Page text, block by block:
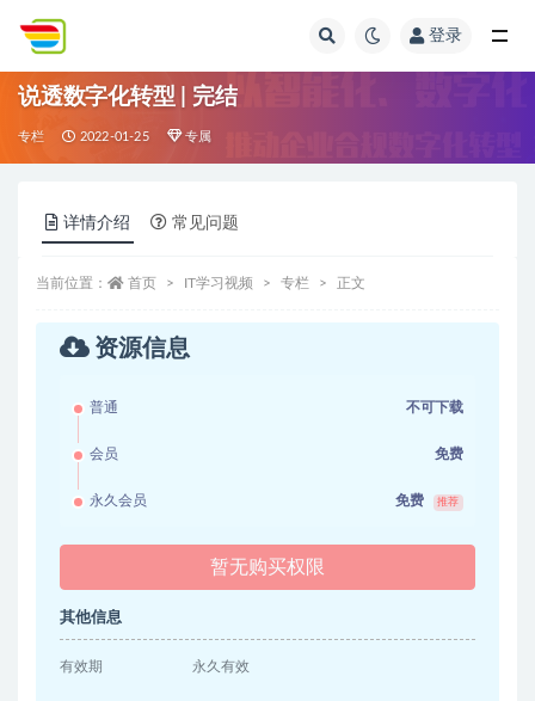
登录
说透数字化转型 | 完结
专栏 2022-01-25 专属
详情介绍 常见问题
当前位置： 首页 IT学习视频 专栏 正文
资源信息
普通 不可下载
会员 免费
永久会员 免费 推荐
暂无购买权限
其他信息
有效期 永久有效